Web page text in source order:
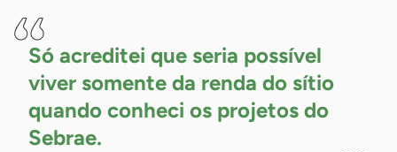
Só acreditei que seria possível
viver somente da renda do sítio
quando conheci os projetos do
Sebrae.